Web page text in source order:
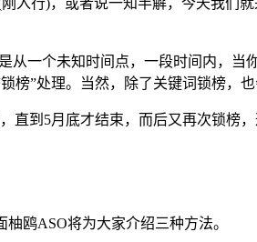
从一个未知时间点，一段时间内，当
”处理。当然，除了关键词锁榜，
到5月底才结束，而后又再次锁榜
鸥ASO将为大家介绍三种方法。